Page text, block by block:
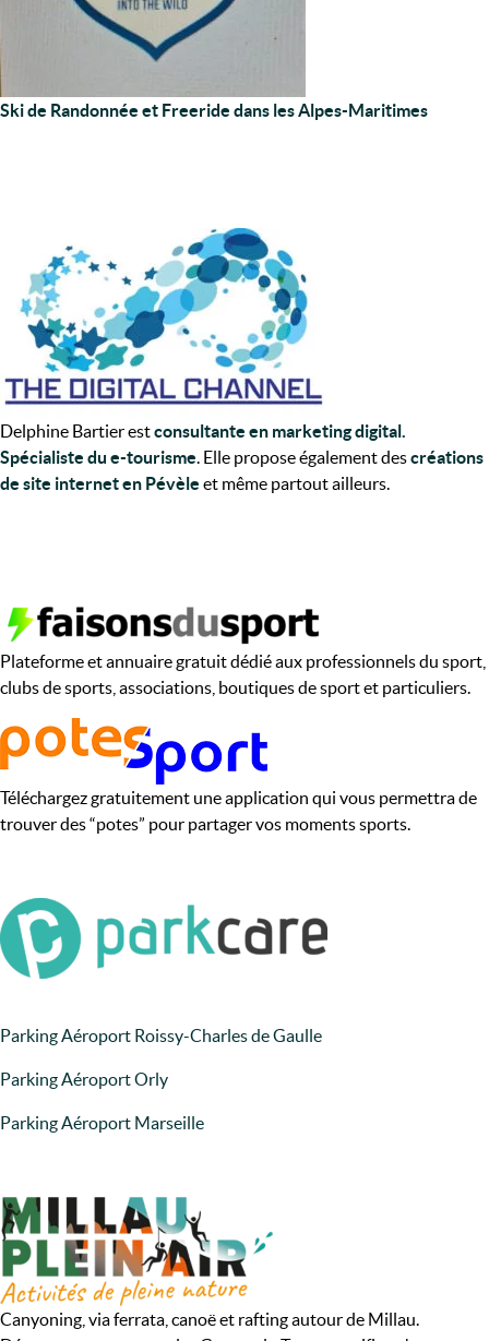
Ski de Randonnée et Freeride dans les Alpes-Maritimes
Delphine Bartier estconsultante en marketing digital.
Spécialiste du e-tourisme. Elle propose également descréations
de site internet en Pévèle et même partout ailleurs.
Plateforme et annuaire gratuit dédié aux professionnels du sport,
clubs de sports, associations, boutiques de sport et particuliers.
Téléchargez gratuitement une application qui vous permettra de
trouver des “potes” pour partager vos moments sports.
Parking Aéroport Roissy-Charles de Gaulle
Parking Aéroport Orly
Parking Aéroport Marseille
Canyoning, via ferrata, canoë et rafting autour de Millau.